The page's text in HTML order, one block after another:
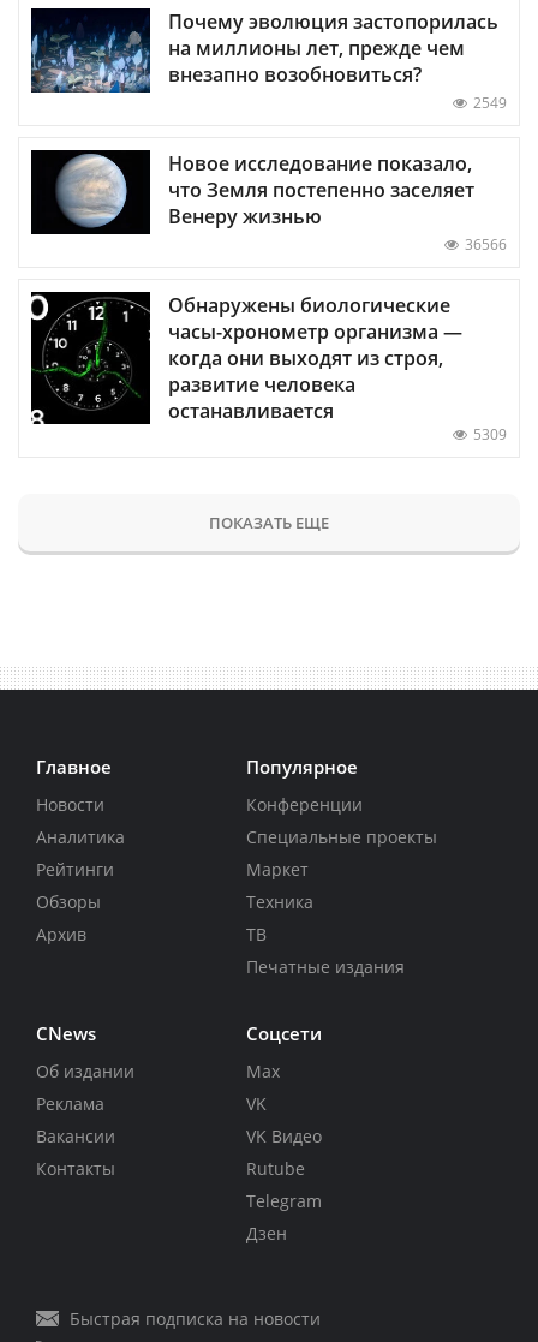
Почему эволюция застопорилась
на миллионы лет, прежде чем
внезапно возобновиться?
2549
Новое исследование показало,
что Земля постепенно заселяет
Венеру жизнью
36566
Обнаружены биологические
часы-хронометр организма —
когда они выходят из строя,
развитие человека
останавливается
5309
ПОКАЗАТЬ ЕЩЕ
Главное
Новости
Аналитика
Рейтинги
Обзоры
Архив
Популярное
Конференции
Специальные проекты
Маркет
Техника
ТВ
Печатные издания
CNews
Об издании
Реклама
Вакансии
Контакты
Соцсети
Max
VK
VK Видео
Rutube
Telegram
Дзен
Быстрая подписка на новости